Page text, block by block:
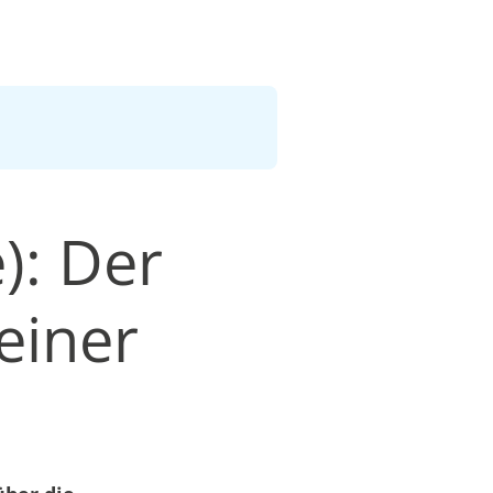
Der